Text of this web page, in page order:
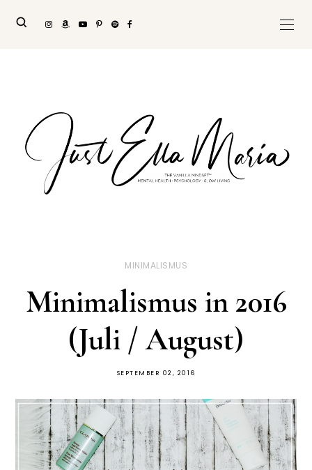
MINIMALISMUS
Minimalismus in 2016
(Juli / August)
SEPTEMBER 02, 2016